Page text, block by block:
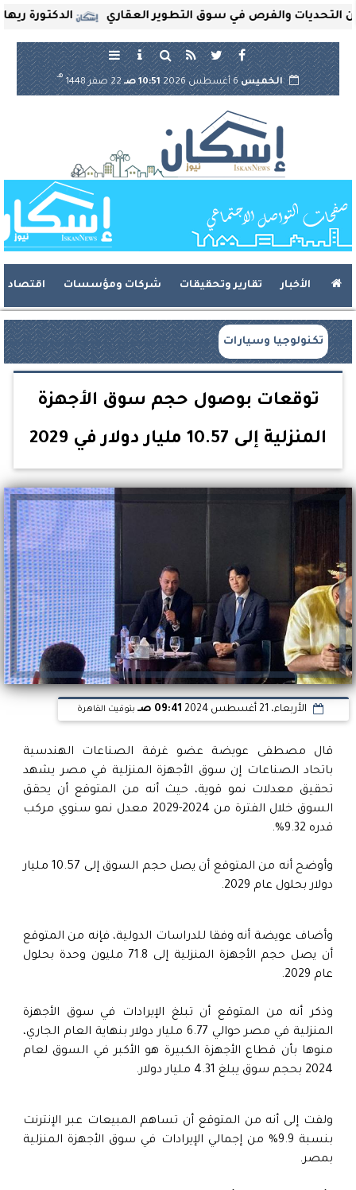
الدكتورة ريهام والفرص في سوق التطوير العقاري
الخميس 6 أغسطس 2026 10:51 صـ 22 صفر 1448
هـ
الأخبار تقارير وتحقيقات شركات ومؤسسات اقتصاد
تكنولوجيا وسيارات
توقعات بوصول حجم سوق الأجهزة
المنزلية إلى 10.57 مليار دولار في 2029
الأربعاء، 21 أغسطس 2024 09:41 صـ بتوقيت القاهرة
قال مصطفى عويضة عضو غرفة الصناعات الهندسية
باتحاد الصناعات إن سوق الأجهزة المنزلية في مصر يشهد
تحقيق معدلات نمو قوية، حيث أنه من المتوقع أن يحقق
السوق خلال الفترة من 2024-2029 معدل نمو سنوي مركب
قدره 9.32%.
وأوضح أنه من المتوقع أن يصل حجم السوق إلى 10.57 مليار
دولار بحلول عام 2029.
وأضاف عويضة أنه وفقا للدراسات الدولية، فإنه من المتوقع
أن يصل حجم الأجهزة المنزلية إلى 71.8 مليون وحدة بحلول
عام 2029.
وذكر أنه من المتوقع أن تبلغ الإيرادات في سوق الأجهزة
المنزلية في مصر حوالي 6.77 مليار دولار بنهاية العام الجاري،
منوها بأن قطاع الأجهزة الكبيرة هو الأكبر في السوق لعام
2024 بحجم سوق يبلغ 4.31 مليار دولار.
ولفت إلى أنه من المتوقع أن تساهم المبيعات عبر الإنترنت
بنسبة 9.9% من إجمالي الإيرادات في سوق الأجهزة المنزلية
بمصر.